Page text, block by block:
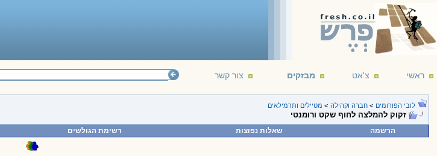
ראשי צ'אט מבזקים צור קשר
לובי הפורומים > חברה וקהילה > מטיילים ותרמילאים
זקוק להמלצה לחוף שקט ורומנטי
הרשמה שאלות נפוצות רשימת הגולשים